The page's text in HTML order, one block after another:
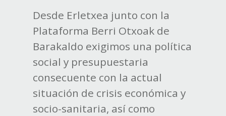
Desde Erletxea junto con la
Plataforma Berri Otxoak de
Barakaldo exigimos una política
social y presupuestaria
consecuente con la actual
situación de crisis económica y
socio-sanitaria, así como